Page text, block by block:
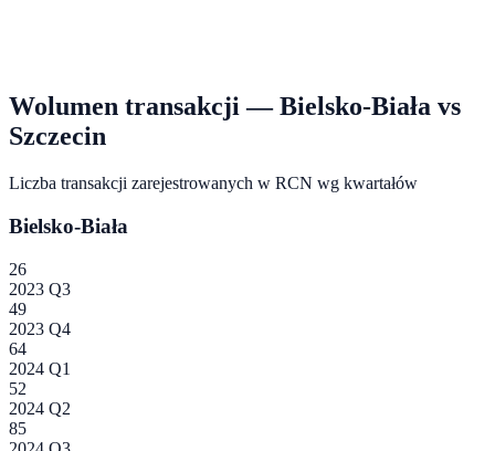
Wolumen transakcji —Bielsko-Biała vs
Szczecin
Liczba transakcji zarejestrowanych w RCN wg kwartałów
Bielsko-Biała
26
2023 Q3
49
2023 Q4
64
2024 Q1
52
2024 Q2
85